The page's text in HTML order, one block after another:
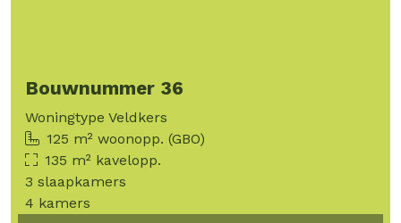
Bouwnummer 36
Woningtype Veldkers
125 m² woonopp. (GBO)
135 m² kavelopp.
3 slaapkamers
4 kamers